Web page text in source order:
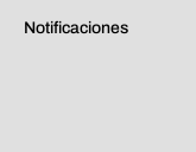
Notificaciones